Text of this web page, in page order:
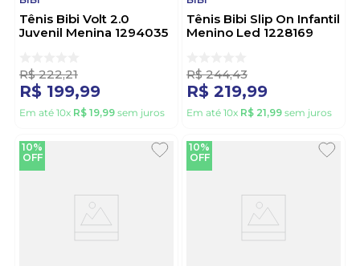
Tênis Bibi Volt 2.0
Juvenil Menina 1294035
R$ 222,21
R$ 199,99
Em até 10x R$ 19,99 sem juros
Tênis Bibi Slip On Infantil
Menino Led 1228169
R$ 244,43
R$ 219,99
Em até 10x R$ 21,99 sem juros
10%
OFF
10%
OFF